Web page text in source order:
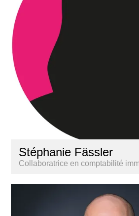
Stéphanie Fässler
Collaboratrice en comptabilité